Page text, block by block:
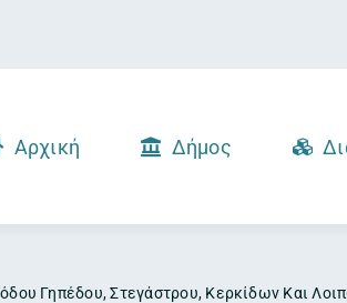
Αρχική Δήμος
Γηπέδου, Στεγάστρου, Κερκίδων Και